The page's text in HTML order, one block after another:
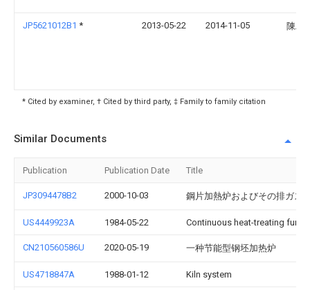
JP5621012B1 * 2013-05-22 2014-11-05 陳邱
* Cited by examiner, † Cited by third party, ‡ Family to family citation
Similar Documents
Publication Publication Date Title
JP3094478B2 2000-10-03 鋼片加熱炉およびその排ガス
US4449923A 1984-05-22 Continuous heat-treating
CN210560586U 2020-05-19 一种节能型钢坯加热炉
US4718847A 1988-01-12 Kiln system